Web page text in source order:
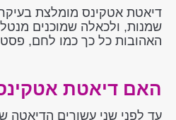
דיאטת אטקינס מומלצת בעיקר
שמנות, ולכאלה שמוכנים
האהובות כל כך כמו לחם,
האם דיאטת
עד לפני שני עשורים הדיאטה